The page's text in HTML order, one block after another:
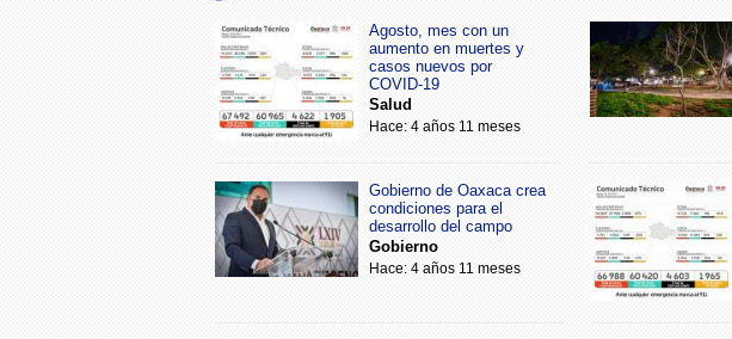
Agosto, mes con un
aumento en muertes y
casos nuevos por
COVID-19
Salud
Hace: 4 años 11 meses
Gobierno de Oaxaca crea
condiciones para el
desarrollo del campo
Gobierno
Hace: 4 años 11 meses